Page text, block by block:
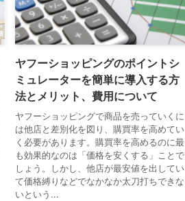
ヤフーショッピングのポイントシ
ミュレーターを簡単に導入する方
法とメリット、費用について
ヤフーショッピングで商品を売っていくに
は他店と差別化を図り、購買率を高めてい
く必要があります。購買率を高めるのに最
も効果的なのは「価格を安くする」ことで
しょう。しかし、他店が最安値を出してい
て価格縛りなどでなかなか太刀打ちできな
いという...